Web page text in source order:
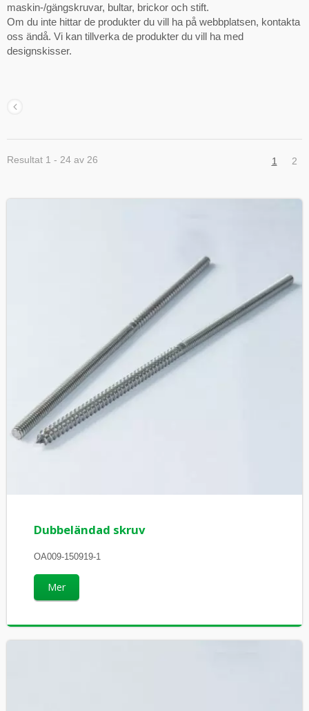
maskin-/gängskruvar, bultar, brickor och stift.
Om du inte hittar de produkter du vill ha på webbplatsen, kontakta
oss ändå. Vi kan tillverka de produkter du vill ha med
designskisser.
Resultat 1 - 24 av 26 1 2
Dubbeländad skruv
OA009-150919-1
Mer